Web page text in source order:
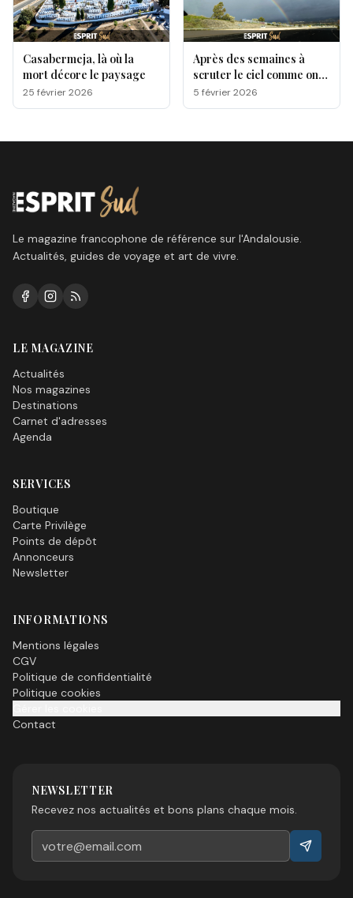
Casabermeja, là où la
mort décore le paysage
25 février 2026
Après des semaines à
scruter le ciel comme on
attend une lettre qui
n’arrive pas, une question
quand le soleil va-t-il
5 février 2026
Le magazine francophone de référence sur l'Andalousie.
Actualités, guides de voyage et art de vivre.
LE MAGAZINE
Actualités
Nos magazines
Destinations
Carnet d'adresses
Agenda
SERVICES
Boutique
Carte Privilège
Points de dépôt
Annonceurs
Newsletter
INFORMATIONS
Mentions légales
CGV
Politique de confidentialité
Politique cookies
Contact
NEWSLETTER
Recevez nos actualités et bons plans chaque mois.